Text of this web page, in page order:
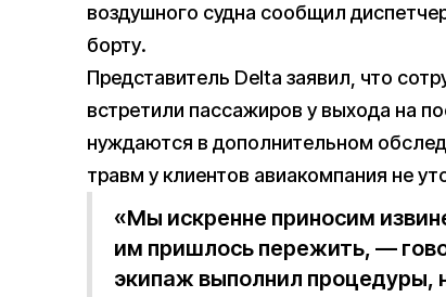
воздушного судна сообщил
борту.
Представитель Delta заявил, что
встретили пассажиров у выхода на
нуждаются в дополнительном
травм у клиентов авиакомпания не
«Мы искренне приносим
им пришлось пережить, —
экипаж выполнил процедуры,